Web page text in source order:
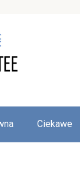
Ciekawe